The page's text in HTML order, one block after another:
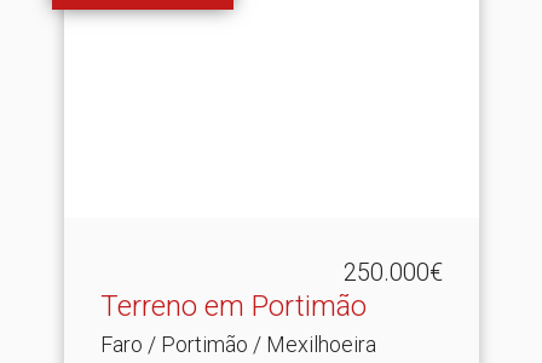
250.000€
Terreno em Portimão
Faro / Portimão / Mexilhoeira